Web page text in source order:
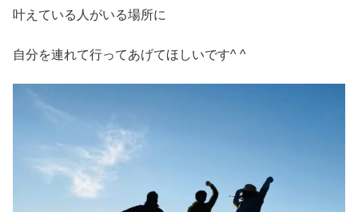
叶えている人がいる場所に
自分を連れて行ってあげてほしいです^ ^